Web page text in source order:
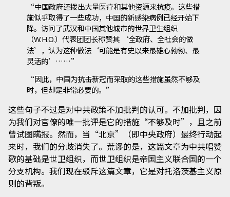
“中国政府还拨出大量医疗和其他资源来抗疫。这些措
施似乎取得了一些成功，中国的新感染病例已经开始下
降。访问了武汉和中国其他城市的世界卫生组织
（W.H.O.）代表团团长称赞其 ‘全政府、全社会的做
法’，认为这种做法‘可能是有史以来最雄心勃勃、最
灵活的’……”
“因此，中国为抗击新冠而采取的这些措施虽然不够及
时，但却是非常必要的。”
这些句子不过是对中共政策不加批判的认可。不加批判，因
为我们对官僚的唯一批评是它的措施“不够及时”，且之前
曾试图瞒报。然而，当“北京”（即中央政府）最终行动起
来时，我们的分歧消失了。荒谬的是，这篇文章为中共唱赞
歌的基础是世卫组织，而世卫组织是帝国主义联合国的一个
分支机构。我们现在驳斥这篇文章，它是对托洛茨基主义原
则的背叛。